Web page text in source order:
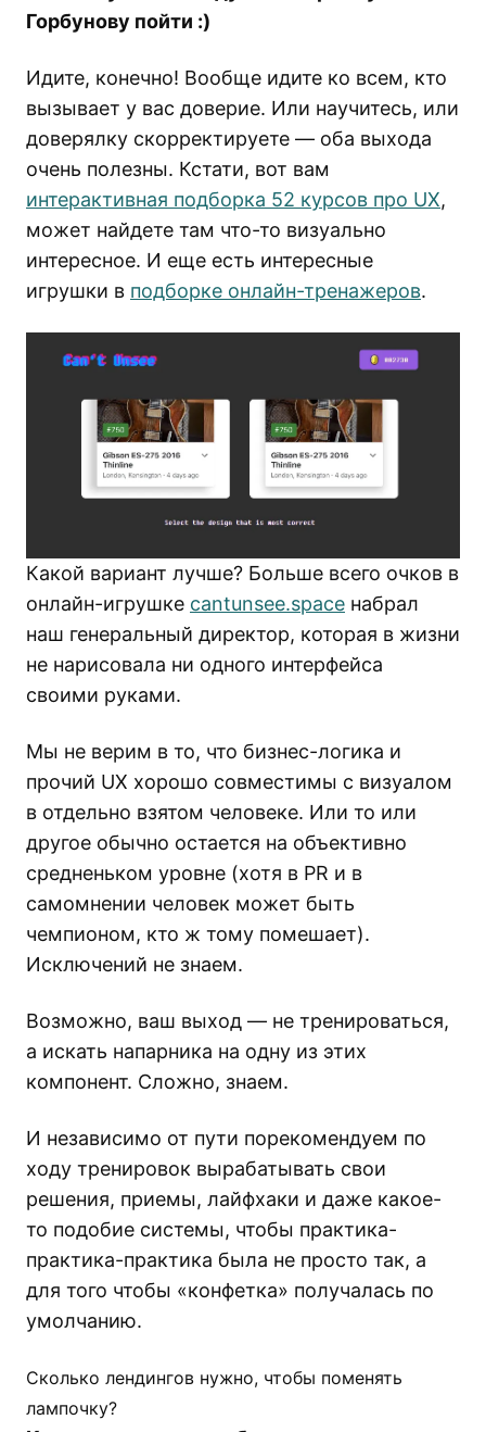
Горбунову пойти :)
Идите, конечно! Вообще идите ко всем, кто
вызывает у вас доверие. Или научитесь, или
доверялку скорректируете — оба выхода
очень полезны. Кстати, вот вам
интерактивная подборка 52 курсов про UX,
может найдете там что-то визуально
интересное. И еще есть интересные
игрушки в подборке онлайн-тренажеров.
Какой вариант лучше? Больше всего очков в
онлайн-игрушке cantunsee.space набрал
наш генеральный директор, которая в жизни
не нарисовала ни одного интерфейса
своими руками.
Мы не верим в то, что бизнес-логика и
прочий UX хорошо совместимы с визуалом
в отдельно взятом человеке. Или то или
другое обычно остается на объективно
средненьком уровне (хотя в PR и в
самомнении человек может быть
чемпионом, кто ж тому помешает).
Исключений не знаем.
Возможно, ваш выход — не тренироваться,
а искать напарника на одну из этих
компонент. Сложно, знаем.
И независимо от пути порекомендуем по
ходу тренировок вырабатывать свои
решения, приемы, лайфхаки и даже какое-
то подобие системы, чтобы практика-
практика-практика была не просто так, а
для того чтобы «конфетка» получалась по
умолчанию.
Сколько лендингов нужно, чтобы поменять
лампочку?